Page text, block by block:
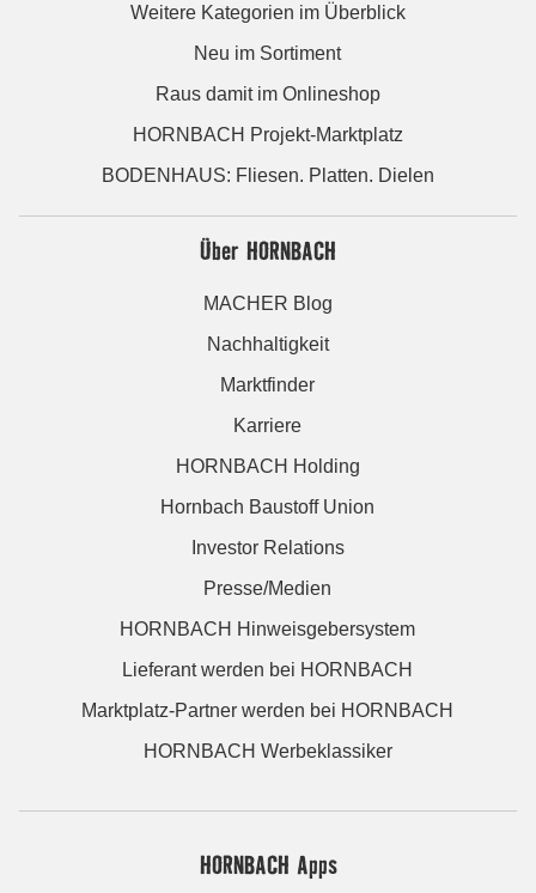
Weitere Kategorien im Überblick
Neu im Sortiment
Raus damit im Onlineshop
HORNBACH Projekt-Marktplatz
BODENHAUS: Fliesen. Platten. Dielen
Über HORNBACH
MACHER Blog
Nachhaltigkeit
Marktfinder
Karriere
HORNBACH Holding
Hornbach Baustoff Union
Investor Relations
Presse/Medien
HORNBACH Hinweisgebersystem
Lieferant werden bei HORNBACH
Marktplatz-Partner werden bei HORNBACH
HORNBACH Werbeklassiker
HORNBACH Apps